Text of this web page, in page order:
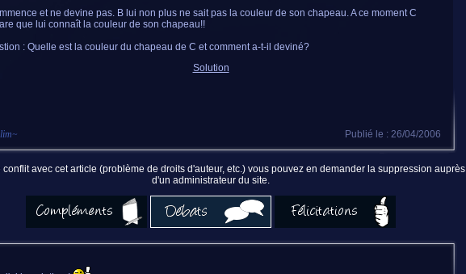
et ne devine pas. B lui non plus ne sait pas la couleur de son chapeau. A ce moment C
que lui connaît la couleur de son chapeau!!
: Quelle est la couleur du chapeau de C et comment a-t-il deviné?
Solution
~ Publié le : 26/04/2006
conflit avec cet article (problème de droits d'auteur, etc.) vous pouvez en demander la suppression auprès
d'un administrateur du site.